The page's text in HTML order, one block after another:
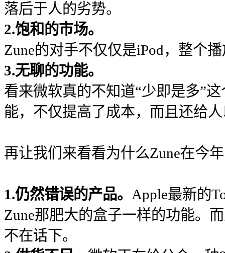
落后于人的劣势。
2.饱和的市场。
Zune的对手不仅仅是iPod，整个
3.无聊的功能。
看来微软真的不知道“少即是多”
能，不仅提高了成本，而且还给
再让我们来看看为什么Zune在今
1.仍然错误的产品。 Apple最新的
Zune那肥大的盒子一样的功能。
不在话下。